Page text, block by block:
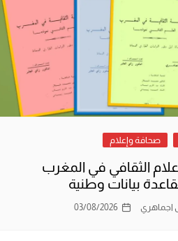
صحافة وإعلام
الثقافي في المغرب
بيانات وطنية
اجماهري 03/08/2026